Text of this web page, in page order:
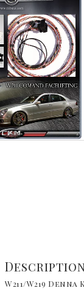
W211/W219